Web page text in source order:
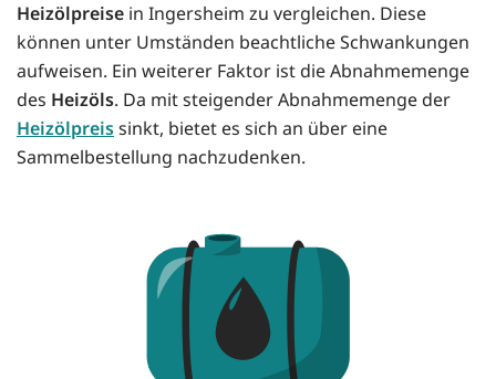
Heizölpreise in Ingersheim zu vergleichen. Diese
können unter Umständen beachtliche Schwankungen
aufweisen. Ein weiterer Faktor ist die Abnahmemenge
des Heizöls. Da mit steigender Abnahmemenge der
Heizölpreissinkt, bietet es sich an über eine
Sammelbestellung nachzudenken.